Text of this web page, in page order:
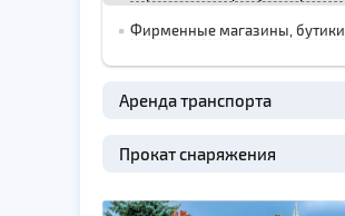
Фирменные магазины, бутики
Аренда транспорта
Прокат снаряжения